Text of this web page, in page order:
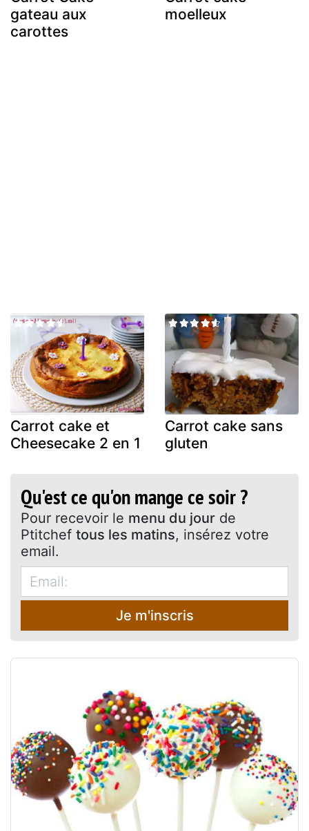
gateau aux
carottes
moelleux
Carrot cake et
Cheesecake 2 en 1
Carrot cake sans
gluten
Qu'est ce qu'on mange ce soir ?
Pour recevoir le menu du jour de
Ptitchef tous les matins, insérez votre
email.
Je m'inscris